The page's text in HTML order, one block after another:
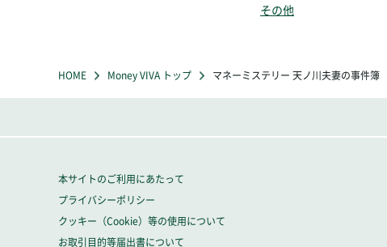
その他
HOME Money VIVA トップ マネーミステリー 天ノ川夫妻の事件簿
本サイトのご利用にあたって
プライバシーポリシー
クッキー（Cookie）等の使用について
お取引目的等届出書について